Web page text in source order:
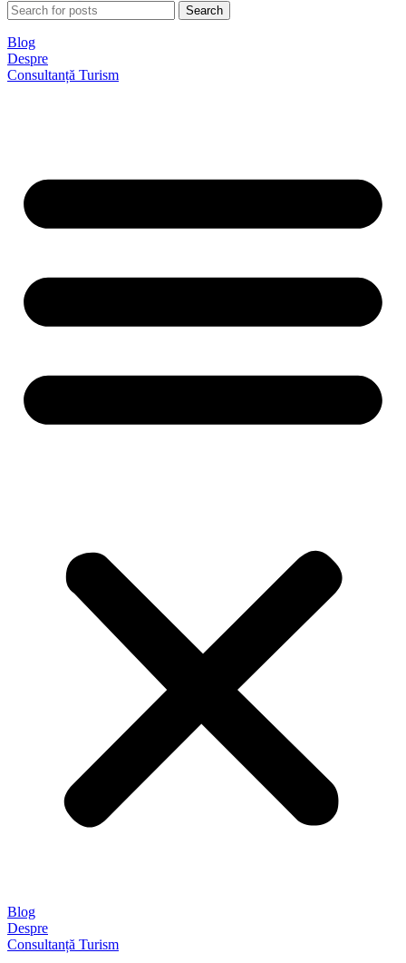
Search
Blog
Despre
Consultanță Turism
Blog
Despre
Consultanță Turism